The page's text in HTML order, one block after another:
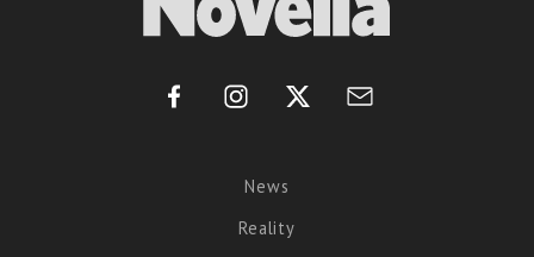
News
Reality